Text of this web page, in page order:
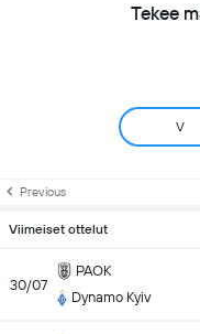
Tekee
V
Previous
Viimeiset ottelut
30/07
PAOK
Dynamo Kyiv